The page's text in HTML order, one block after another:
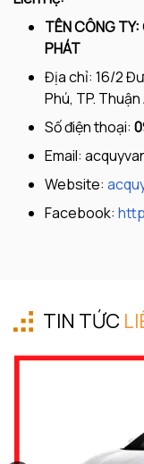
TÊN CÔNG TY:
PHÁT
Địa chỉ: 16/2
Phú, TP.
Số điện thoại:
Email:
Website:
Facebook:
TIN TỨC